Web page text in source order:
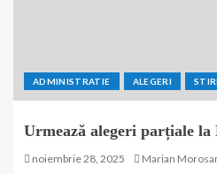
ADMINISTRATIE ALEGERI STIRI
Urmează alegeri parțiale la
noiembrie 28, 2025 Marian